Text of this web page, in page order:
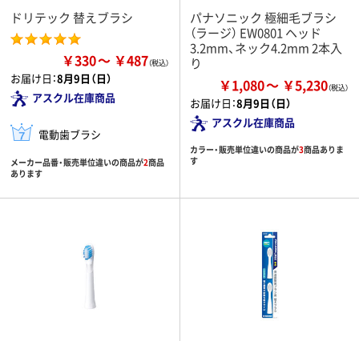
ドリテック 替えブラシ
￥330 ￥487
お届け日：8月9日（日）
アスクル在庫商品
電動歯ブラシ
メーカー品番・販売単位違いの商品が2商品
あります
パナソニック 極細毛ブラシ
（ラージ） EW0801 ヘッド
3.2mm、ネック4.2mm 2本入
り
￥1,080 ￥5,230
お届け日：8月9日（日）
アスクル在庫商品
カラー・販売単位違いの商品が3商品ありま
す